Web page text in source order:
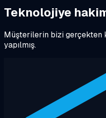
Teknolojiye
Müşterilerin bizi gerçekten
yapılmış.